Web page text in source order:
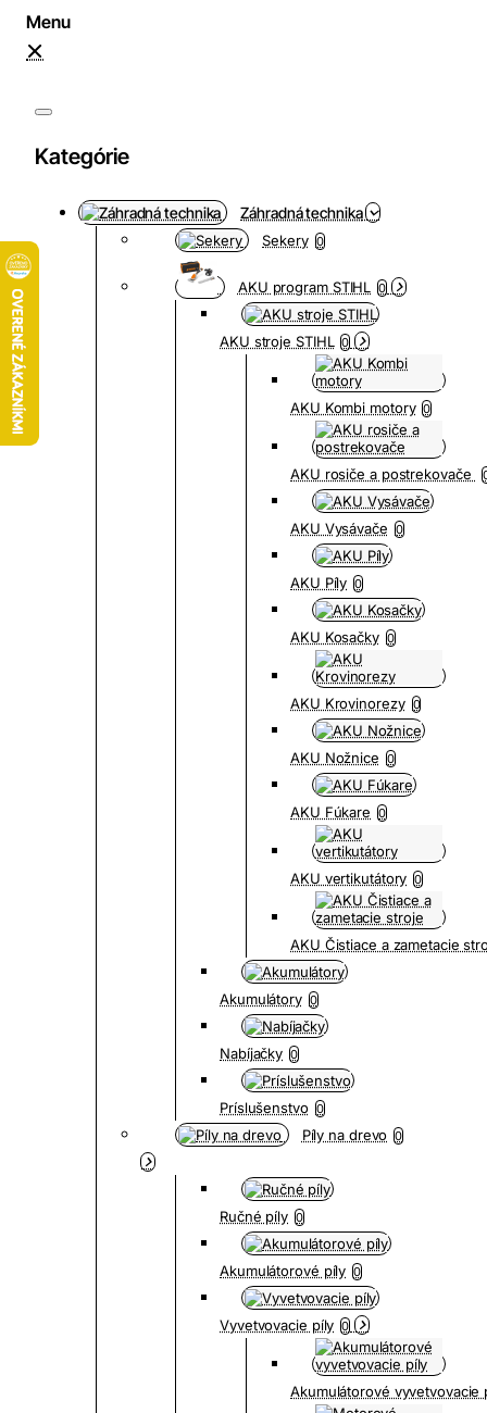
Kategórie
Záhradná technika
Sekery 0
AKU program STIHL 0
AKU stroje STIHL 0
AKU Kombi motory 0
AKU rosiče a postrekovače
AKU Vysávače 0
AKU Píly 0
AKU Kosačky 0
AKU Krovinorezy 0
AKU Nožnice 0
AKU Fúkare 0
AKU vertikutátory 0
AKU Čistiace a zametacie
Akumulátory 0
Nabíjačky 0
Príslušenstvo 0
Píly na drevo 0
Ručné píly 0
Akumulátorové píly 0
Vyvetvovacie píly 0
Akumulátorové vyvetvovacie